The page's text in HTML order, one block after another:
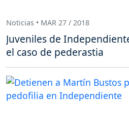
Noticias • MAR 27 / 2018
Juveniles de
el caso de pederastia